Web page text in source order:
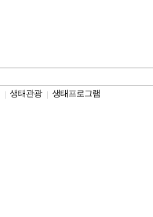
| 생태관광 | 생태프로그램